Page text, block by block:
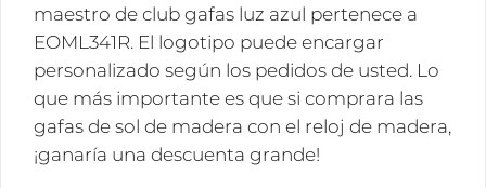
EOML341R
cantidad
maestro de club gafas luz azul pertenece a
EOML341R. El logotipo puede encargar
personalizado según los pedidos de usted. Lo
que más importante es que si comprara las
gafas de sol de madera con el reloj de madera,
¡ganaría una descuenta grande!